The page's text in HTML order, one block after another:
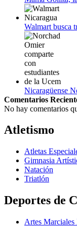
Walmart busca
Nicaragüense
Comentarios
No hay comentarios
Atletismo
Atletas
Gimnasia
Natación​
Triatlón​
Deportes de
Artes Marciales